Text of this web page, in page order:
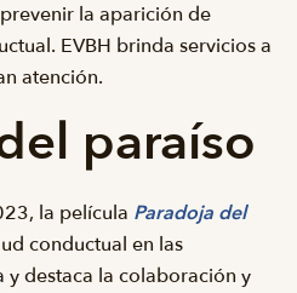
la aparición de
EVBH brinda servicios a
atención.
paraíso
la película Paradoja del
conductual en las
destaca la colaboración y